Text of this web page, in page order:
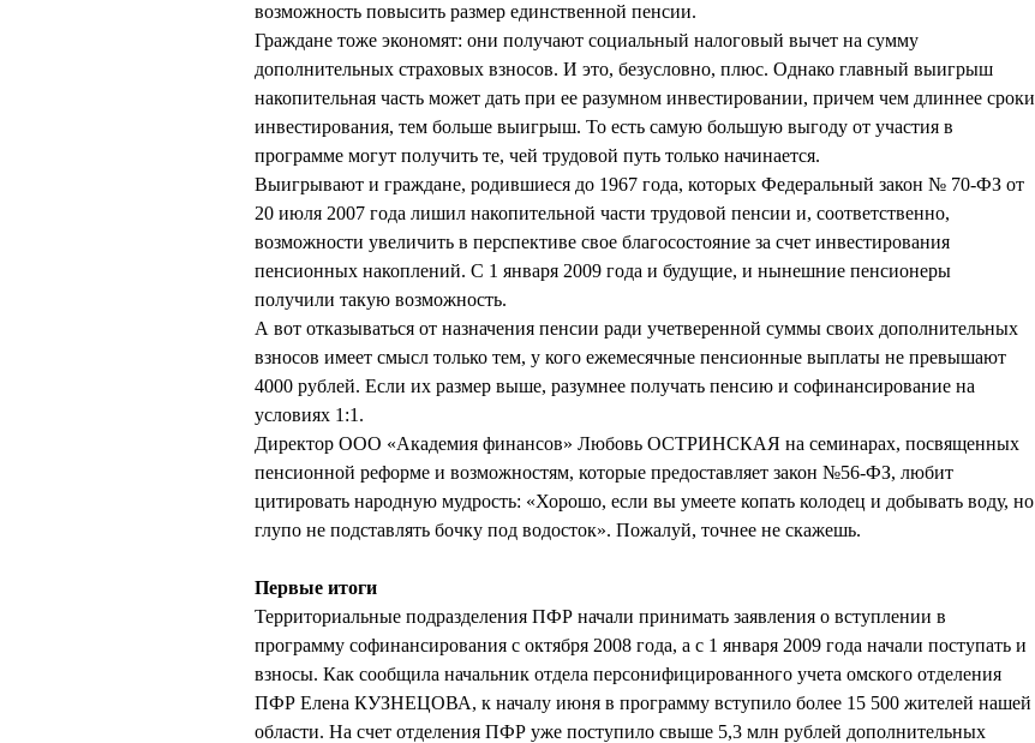
возможность повысить размер единственной пенсии.
Граждане тоже экономят: они получают социальный налоговый вычет на сумму
дополнительных страховых взносов. И это, безусловно, плюс. Однако главный выигрыш
накопительная часть может дать при ее разумном инвестировании, причем чем длиннее сроки
инвестирования, тем больше выигрыш. То есть самую большую выгоду от участия в
программе могут получить те, чей трудовой путь только начинается.
Выигрывают и граждане, родившиеся до 1967 года, которых Федеральный закон № 70-ФЗ от
20 июля 2007 года лишил накопительной части трудовой пенсии и, соответственно,
возможности увеличить в перспективе свое благосостояние за счет инвестирования
пенсионных накоплений. С 1 января 2009 года и будущие, и нынешние пенсионеры
получили такую возможность.
А вот отказываться от назначения пенсии ради учетверенной суммы своих дополнительных
взносов имеет смысл только тем, у кого ежемесячные пенсионные выплаты не превышают
4000 рублей. Если их размер выше, разумнее получать пенсию и софинансирование на
условиях 1:1.
Директор ООО «Академия финансов» Любовь ОСТРИНСКАЯ на семинарах, посвященных
пенсионной реформе и возможностям, которые предоставляет закон №56-ФЗ, любит
цитировать народную мудрость: «Хорошо, если вы умеете копать колодец и добывать воду, но
глупо не подставлять бочку под водосток». Пожалуй, точнее не скажешь.
Первые итоги
Территориальные подразделения ПФР начали принимать заявления о вступлении в
программу софинансирования с октября 2008 года, а с 1 января 2009 года начали поступать и
взносы. Как сообщила начальник отдела персонифицированного учета омского отделения
ПФР Елена КУЗНЕЦОВА, к началу июня в программу вступило более 15 500 жителей нашей
области. На счет отделения ПФР уже поступило свыше 5,3 млн рублей дополнительных